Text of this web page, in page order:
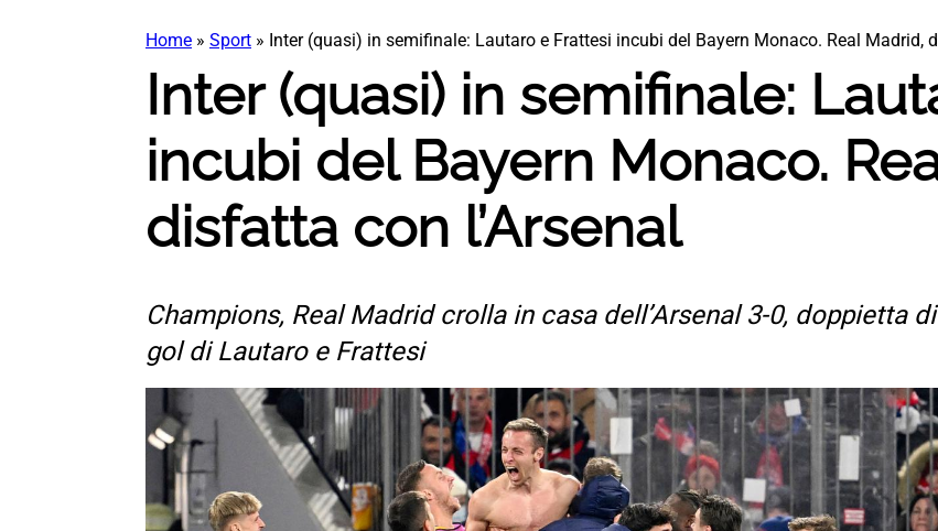
Home » Sport » Inter (quasi) in semifinale: Lautaro e Frattesi incubi del Bayern Monaco. Real Madrid,
Inter (quasi) in semifinale:
incubi del Bayern Monaco.
disfatta con l’Arsenal
Champions, Real Madrid crolla in casa dell’Arsenal 3-0, doppietta
gol di Lautaro e Frattesi